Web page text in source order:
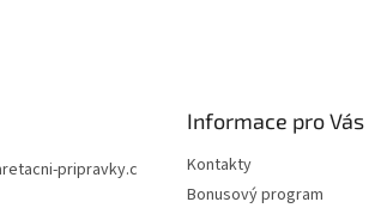
pripravky.c
Informace pro Vás
Kontakty
Bonusový program